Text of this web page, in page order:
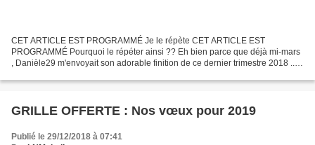
CET ARTICLE EST PROGRAMMÉ Je le répète CET ARTICLE EST
PROGRAMMÉ Pourquoi le répéter ainsi ?? Eh bien parce que déjà mi-mars
, Danièle29 m'envoyait son adorable finition de ce dernier trimestre 2018 ...
GRILLE OFFERTE : Nos vœux pour 2019
Publié le 29/12/2018 à 07:41